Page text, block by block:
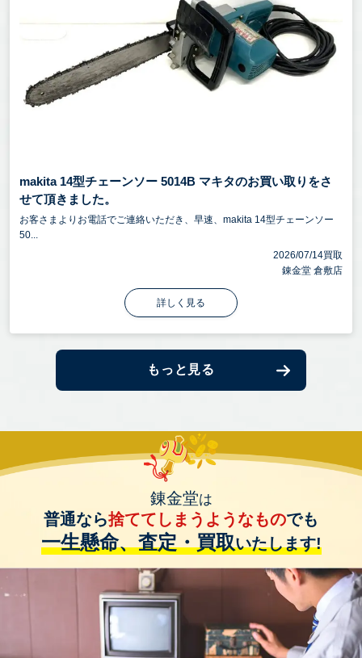
makita 14型チェーンソー 5014B マキタのお買い取りをさ
せて頂きました。
お客さまよりお電話でご連絡いただき、早速、makita 14型チェーンソー
50...
2026/07/14買取
錬金堂 倉敷店
詳しく見る
もっと見る
錬金堂は
普通なら捨ててしまうようなものでも
一生懸命、査定・買取いたします!